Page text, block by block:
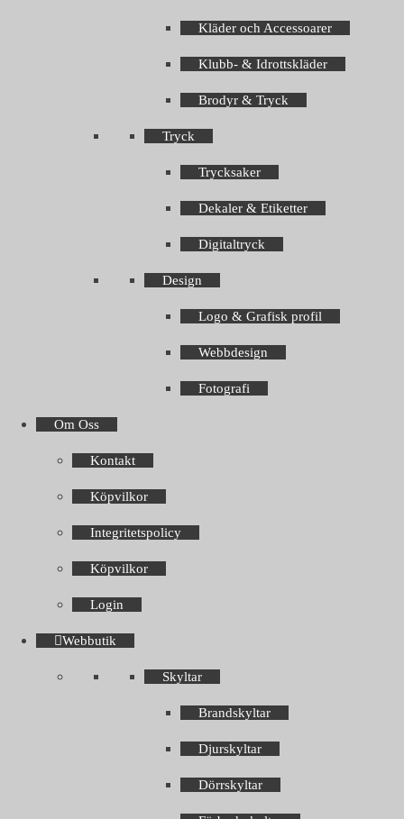
Kläder och Accessoarer
Klubb- & Idrottskläder
Brodyr & Tryck
Tryck
Trycksaker
Dekaler & Etiketter
Digitaltryck
Design
Logo & Grafisk profil
Webbdesign
Fotografi
Om Oss
Kontakt
Köpvilkor
Integritetspolicy
Köpvilkor
Login
Webbutik
Skyltar
Brandskyltar
Djurskyltar
Dörrskyltar